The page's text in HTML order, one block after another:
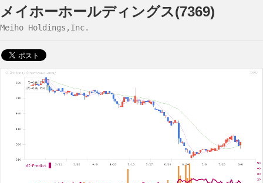
メイホーホールディングス(7369)
Meiho Holdings,Inc.